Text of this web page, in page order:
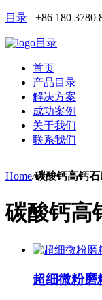
目录 +86 180 3780
目录
首页
产品目录
解决方案
成功案例
关于我们
联系我们
Home/碳酸钙高钙
碳酸钙高
超细微粉磨